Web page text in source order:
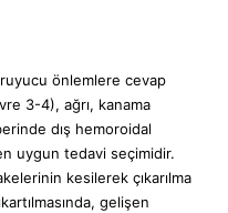
önlemlere cevap
3-4), ağrı, kanama
dış hemoroidal
uygun tedavi seçimidir.
kesilerek çıkarılma
gelişen